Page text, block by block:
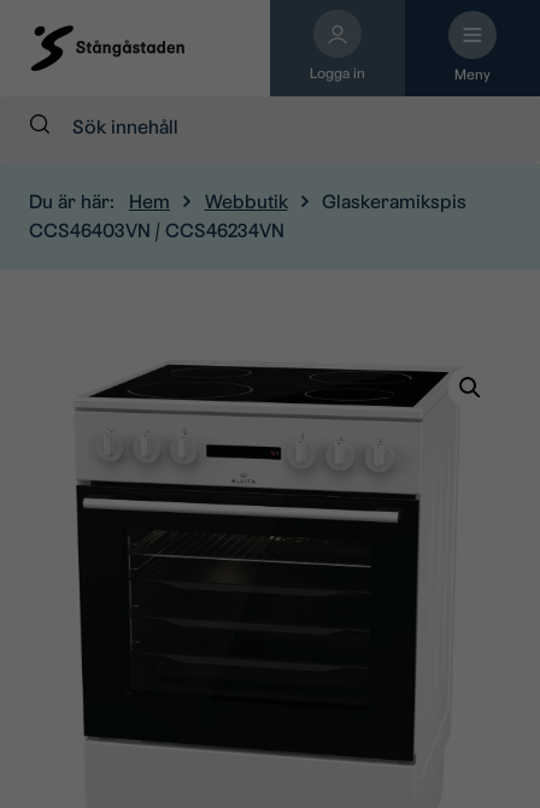
Logga in Meny
Sök:
Du är här: Hem Webbutik
Glaskeramikspis
CCS46403VN / CCS46234VN